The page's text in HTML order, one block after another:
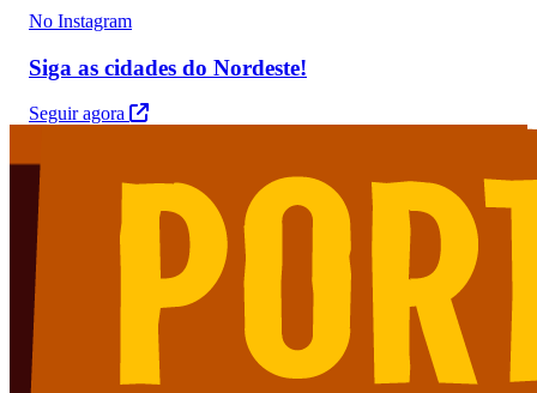
No Instagram
Siga as cidades do Nordeste!
Seguir agora